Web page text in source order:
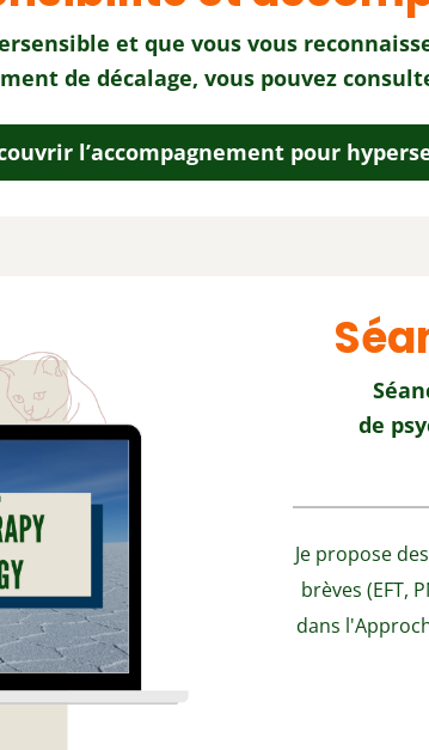
et que vous vous
de décalage, vous pouvez
l’accompagnement pour
de
Je propose
brèves (EFT,
dans